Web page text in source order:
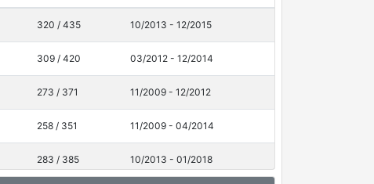
320 / 435 10/2013 - 12/2015
309 / 420 03/2012 - 12/2014
273 / 371 11/2009 - 12/2012
258 / 351 11/2009 - 04/2014
283 / 385 10/2013 - 01/2018